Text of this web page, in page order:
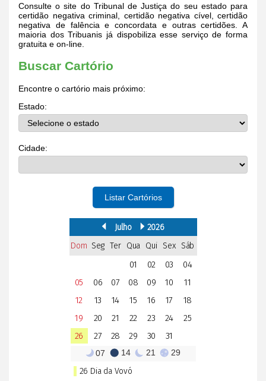
Consulte o site do Tribunal de Justiça do seu estado para
certidão negativa criminal, certidão negativa cível, certidão
negativa de falência e concordata e outras certidões. A
maioria dos Tribuanis já dispobiliza esse serviço de forma
gratuita e on-line.
Buscar Cartório
Encontre o cartório mais próximo:
Estado:
Cidade:
Listar Cartórios